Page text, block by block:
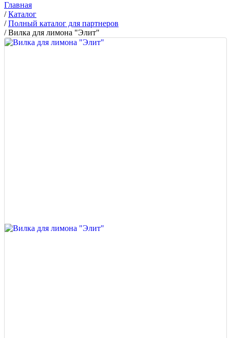
Главная
/Каталог
/Полный каталог для партнеров
/Вилка для лимона "Элит"